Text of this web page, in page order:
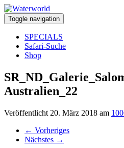
Toggle navigation
SPECIALS
Safari-Suche
Shop
Australien_22
Veröffentlicht 20. März 2018 am
← Vorheriges
Nächstes →